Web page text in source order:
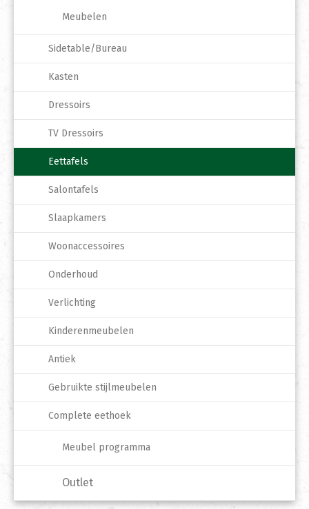
Meubelen
Sidetable/Bureau
Kasten
Dressoirs
TV Dressoirs
Eettafels
Salontafels
Slaapkamers
Woonaccessoires
Onderhoud
Verlichting
Kinderenmeubelen
Antiek
Gebruikte stijlmeubelen
Complete eethoek
Meubel programma
Outlet